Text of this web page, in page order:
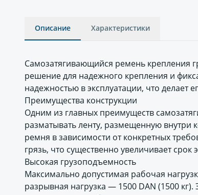
Описание Характеристики
Самозатягивающийся ремень крепления
решение для надежного крепления и
надежностью в эксплуатации, что
Преимущества конструкции
Одним из главных преимуществ
разматывать ленту, размещенную внутри
ремня в зависимости от конкретных
грязь, что существенно увеличивает срок
Высокая грузоподъемность
Максимально допустимая рабочая
разрывная нагрузка — 1500 DAN (1500